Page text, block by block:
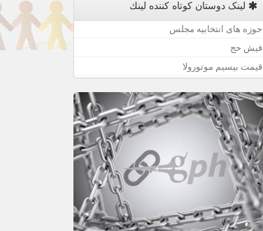
لینک دوستان كوتاه كننده لینك
حوزه های انتخابیه مجلس
فیش حج
قیمت بیسیم موتورولا